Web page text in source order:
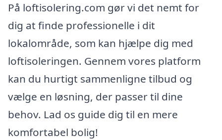
På loftisolering.com gør vi det nemt for
dig at finde professionelle i dit
lokalområde, som kan hjælpe dig med
loftisoleringen. Gennem vores platform
kan du hurtigt sammenligne tilbud og
vælge en løsning, der passer til dine
behov. Lad os guide dig til en mere
komfortabel bolig!